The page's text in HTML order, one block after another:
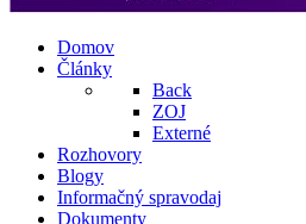
Domov
Články
Back
ZOJ
Externé
Rozhovory
Blogy
Informačný spravodaj
Dokumenty